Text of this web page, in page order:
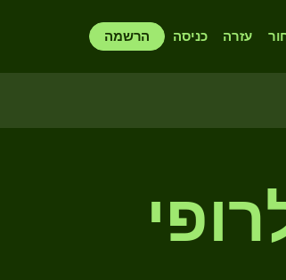
עזרה כניסה הרשמה